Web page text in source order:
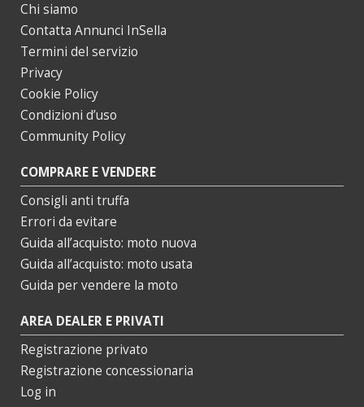
Chi siamo
Contatta Annunci InSella
Termini del servizio
Privacy
Cookie Policy
Condizioni d’uso
Community Policy
COMPRARE E VENDERE
Consigli anti truffa
Errori da evitare
Guida all’acquisto: moto nuova
Guida all’acquisto: moto usata
Guida per vendere la moto
AREA DEALER E PRIVATI
Registrazione privato
Registrazione concessionaria
Log in